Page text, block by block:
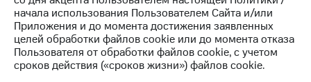
МТС Pay
Оплата
по QR-
коду
начала использования Пользователем Сайта и/или
Приложения и до момента достижения заявленных
целей обработки файлов cookie или до момента отказа
Пользователя от обработки файлов cookie, с учетом
сроков действия («сроков жизни») файлов cookie.